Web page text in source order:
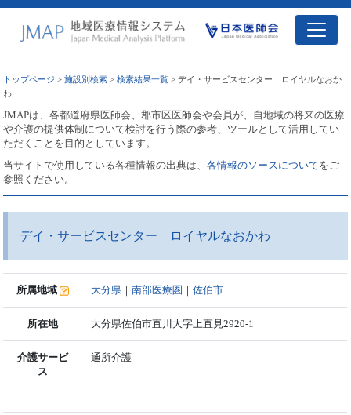
トップページ >施設別検索 >検索結果一覧 > デイ・サービスセンター ロイヤルなおか
わ
JMAPは、各都道府県医師会、郡市区医師会や会員が、自地域の将来の医療
や介護の提供体制について検討を行う際の参考、ツールとして活用してい
ただくことを目的としています。
当サイトで使用している各種情報の出典は、各情報のソースについてをご
参照ください。
デイ・サービスセンター ロイヤルなおかわ
所属地域 大分県 ｜南部医療圏 ｜佐伯市
所在地 大分県佐伯市直川大字上直見2920-1
介護サービ
ス
通所介護